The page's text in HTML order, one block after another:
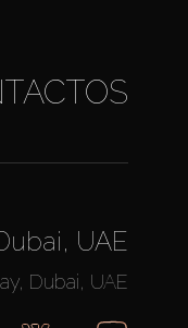
UAE
Dubai, UAE